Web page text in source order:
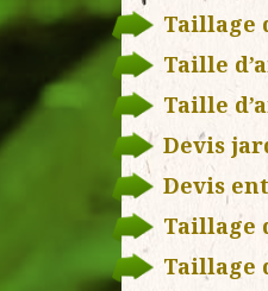
Taillage
Taille
Taille
Devis
Devis
Taillage
Taillage